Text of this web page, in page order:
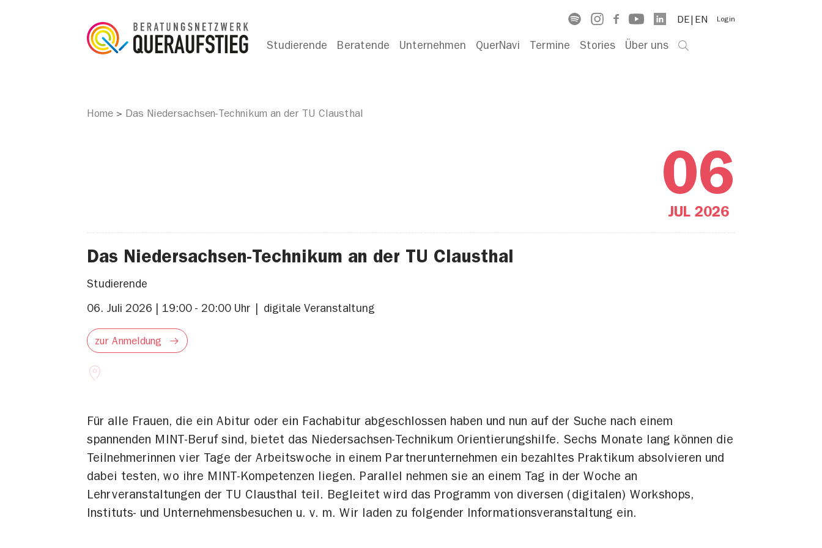
Studierende Beratende Unternehmen QuerNavi Termine Stories Über uns
DE EN Login
Home > Das Niedersachsen-Technikum an der TU Clausthal
06
JUL 2026
Das Niedersachsen-Technikum an der TU Clausthal
Studierende
06. Juli 2026 | 19:00 - 20:00 Uhr
digitale Veranstaltung
zur Anmeldung
Für alle Frauen, die ein Abitur oder ein Fachabitur abgeschlossen haben und nun auf der Suche nach einem
spannenden MINT-Beruf sind, bietet das Niedersachsen-Technikum Orientierungshilfe. Sechs Monate lang können die
Teilnehmerinnen vier Tage der Arbeitswoche in einem Partnerunternehmen ein bezahltes Praktikum absolvieren und
dabei testen, wo ihre MINT-Kompetenzen liegen. Parallel nehmen sie an einem Tag in der Woche an
Lehrveranstaltungen der TU Clausthal teil. Begleitet wird das Programm von diversen (digitalen) Workshops,
Instituts- und Unternehmensbesuchen u. v. m. Wir laden zu folgender Informationsveranstaltung ein.